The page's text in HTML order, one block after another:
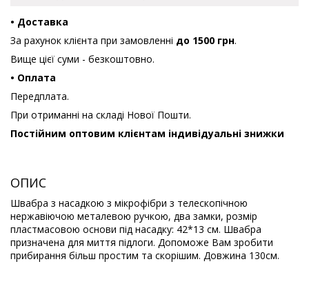
• Доставка
За рахунок клієнта при замовленні до 1500 грн.
Вище цієї суми - безкоштовно.
• Оплата
Передплата.
При отриманні на складі Нової Пошти.
Постійним оптовим клієнтам індивідуальні знижки
ОПИС
Швабра з насадкою з мікрофібри з телескопічною
нержавіючою металевою ручкою, два замки, розмір
пластмасовою основи під насадку: 42*13 см. Швабра
призначена для миття підлоги. Допоможе Вам зробити
прибирання більш простим та скорішим. Довжина 130см.